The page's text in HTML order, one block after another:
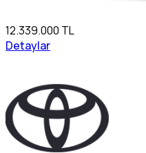
12.339.000 TL
Detaylar